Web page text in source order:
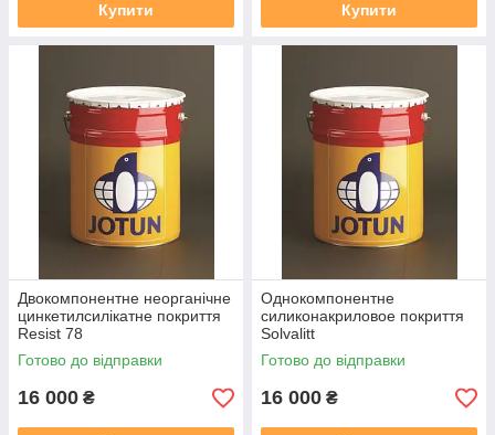
Купити Купити
Двокомпонентне неорганічне
цинкетилсилікатне покриття
Resist 78
Готово до відправки
16 000 ₴
Однокомпонентне
силиконакриловое покриття
Solvalitt
Готово до відправки
16 000 ₴